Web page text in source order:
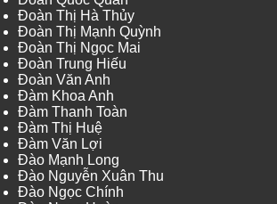
Đoàn Thị Hà Thủy
Đoàn Thị Mạnh Quỳnh
Đoàn Thị Ngọc Mai
Đoàn Trung Hiếu
Đoàn Văn Anh
Đàm Khoa Anh
Đàm Thanh Toàn
Đàm Thị Huệ
Đàm Văn Lợi
Đào Mạnh Long
Đào Nguyễn Xuân Thu
Đào Ngọc Chính